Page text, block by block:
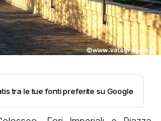
tra le tue fonti preferite su Google